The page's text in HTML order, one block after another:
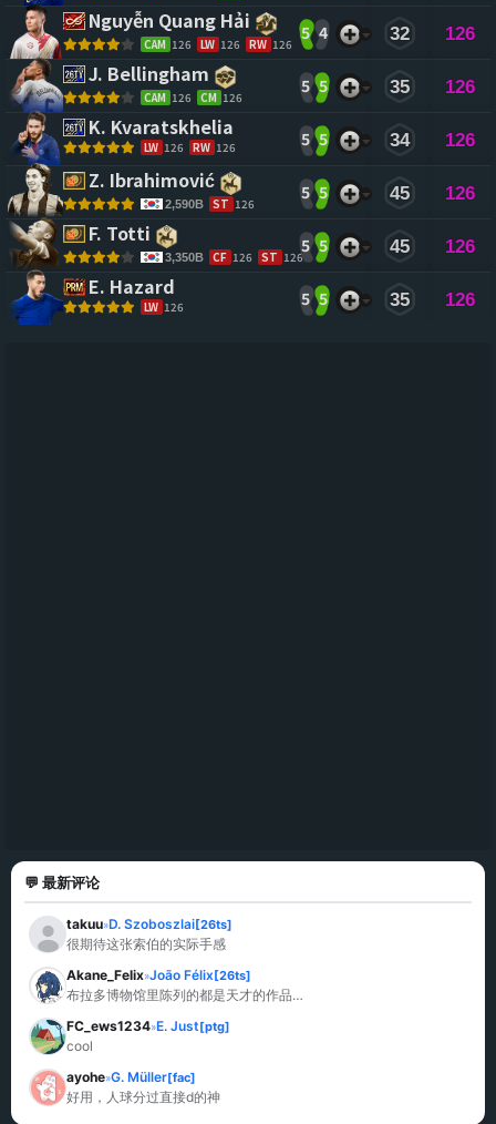
Nguyễn Quang Hải
CAM 126 LW 126 RW 126
5 4 32 126
J. Bellingham
CAM 126 CM 126
5 5 35 126
K. Kvaratskhelia
LW 126 RW 126 5 5 34 126
Z. Ibrahimović
2,590B ST 126
5 5 45 126
F. Totti
3,350B CF 126 ST 126
5 5 45 126
E. Hazard
LW 126 5 5 35 126
💬 最新评论
takuu»D. Szoboszlai[26ts]
很期待这张索伯的实际手感
Akane_Felix»João Félix[26ts]
布拉多博物馆里陈列的都是天才的作品…
FC_ews1234»E. Just[ptg]
cool
ayohe»G. Müller[fac]
好用，人球分过直接d的神